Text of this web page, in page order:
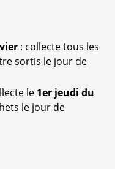
: collecte tous les
sortis le jour de
le 1er jeudi du
le jour de